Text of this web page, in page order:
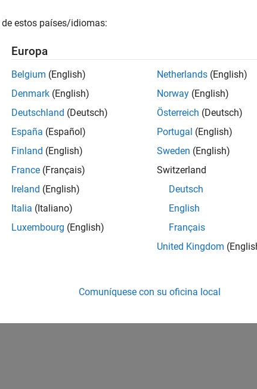
estos países/idiomas:
Europa
Belgium (English)
Denmark (English)
Deutschland (Deutsch)
España (Español)
Finland (English)
France (Français)
Ireland (English)
Italia (Italiano)
Luxembourg (English)
Netherlands (English)
Norway (English)
Österreich (Deutsch)
Portugal (English)
Sweden (English)
Switzerland
Deutsch
English
Français
United Kingdom
Comuníquese con su oficina local